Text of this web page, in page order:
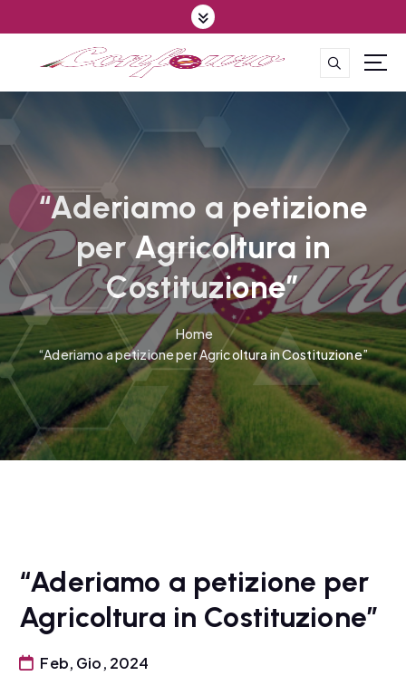
k
t
t
“Aderiamo a petizione
per Agricoltura in
Costituzione”
Home
“Aderiamo a petizione per Agricoltura in Costituzione”
“Aderiamo a petizione per
Agricoltura in Costituzione”
Feb, Gio, 2024